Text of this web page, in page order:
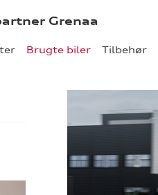
Brugte biler Tilbehør
Grenaa